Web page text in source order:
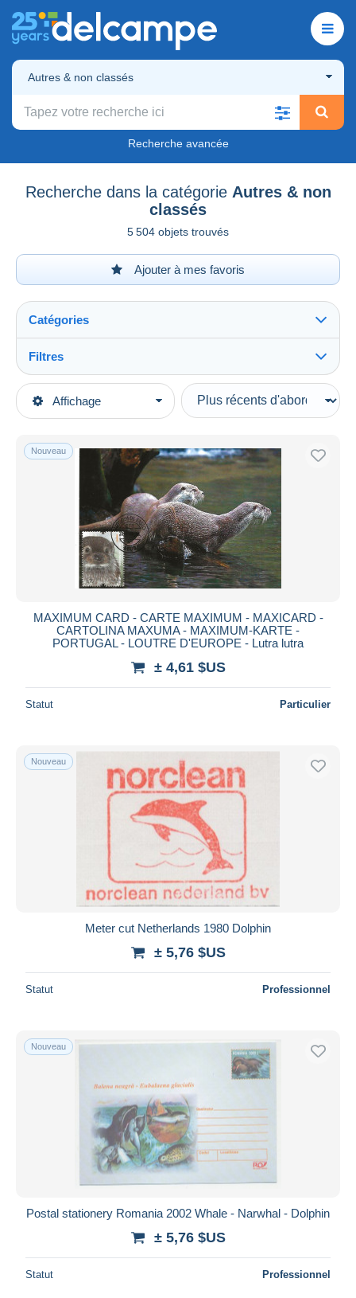
Autres & non classés
Recherche avancée
Recherche dans la catégorie Autres & non
classés
5 504 objets trouvés
Ajouter à mes favoris
Affichage
Catégories
Catégories principales
Thèmes
Animaux & Faune
Mammifères Marins
Autres & non classés
Filtres
Types de vente
En cours
Prix fixes
Enchères avec offres
Enchères sans offres
Maisons de vente
Vendus
Toutes les durées
depuis
jours
Fermant
heures
Prix
Livraison gratuite
Méthodes de paiement
PayPal
Virement bancaire
Visa
Mastercard
Bancontact
iDeal
Appliquer
Nouveau
MAXIMUM CARD - CARTE MAXIMUM - MAXICARD -
CARTOLINA MAXUMA - MAXIMUM-KARTE -
PORTUGAL - LOUTRE D'EUROPE - Lutra lutra
± 4,61 $US
Statut Particulier
Nouveau
Meter cut Netherlands 1980 Dolphin
± 5,76 $US
Statut Professionnel
Nouveau
Postal stationery Romania 2002 Whale - Narwhal - Dolphin
± 5,76 $US
Statut Professionnel